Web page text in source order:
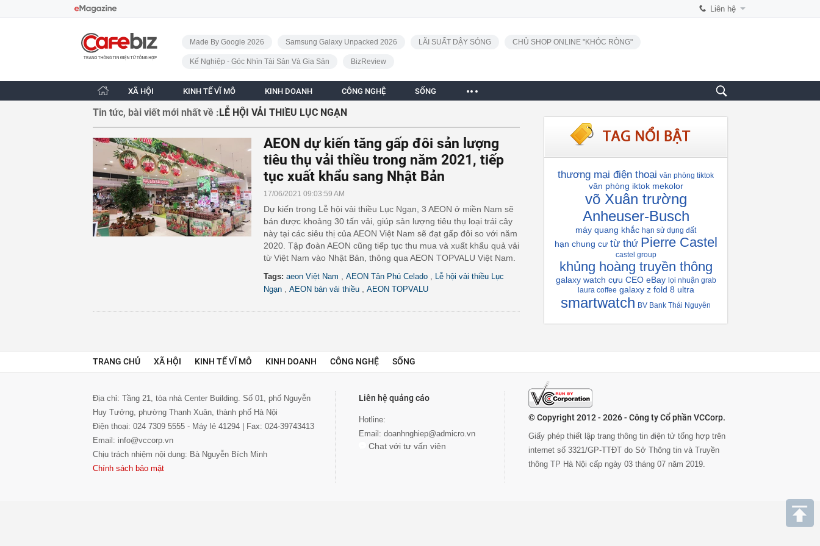
Liên hệ
CafeBiz - Trang chủ
Made By Google 2026
Samsung Galaxy Unpacked 2026 LÃI SUẤT DẬY SÓNG CHỦ SHOP ONLINE "KHÓC RÒNG"
Kế Nghiệp - Góc Nhìn Tài Sản Và Gia Sản BizReview
XÃ HỘI KINH TẾ VĨ MÔ KINH DOANH CÔNG NGHỆ SỐNG
Tin tức, bài viết mới nhất về :LỄ HỘI VẢI THIỀU LỤC NGẠN
AEON dự kiến tăng gấp đôi sản lượng
tiêu thụ vải thiều trong năm 2021, tiếp
tục xuất khẩu sang Nhật Bản
17/06/2021 09:03:59 AM
Dự kiến trong Lễ hội vải thiều Lục Ngạn, 3 AEON ở miền Nam sẽ
bán được khoảng 30 tấn vải, giúp sản lượng tiêu thụ loại trái cây
này tại các siêu thị của AEON Việt Nam sẽ đạt gấp đôi so với năm
2020. Tập đoàn AEON cũng tiếp tục thu mua và xuất khẩu quả vải
từ Việt Nam vào Nhật Bản, thông qua AEON TOPVALU Việt Nam.
Tags: aeon Việt Nam AEON Tân Phú Celado
Lễ hội vải thiều Lục
Ngạn
AEON bán vải thiều AEON TOPVALU
thương mại điện thoại văn phòng tiktok
văn phòng iktok mekolor
võ Xuân trường
Anheuser-Busch
máy quang khắc hạn sử dụng đất
hạn chung cư từ thứ Pierre Castel
castel group
khủng hoàng truyền thông
galaxy watch cựu CEO eBay lọi nhuận grab
laura coffee galaxy z fold 8 ultra
smartwatch BV Bank Thái Nguyên
TRANG CHỦ XÃ HỘI KINH TẾ VĨ MÔ KINH DOANH CÔNG NGHỆ SỐNG
Địa chỉ: Tầng 21, tòa nhà Center Building. Số 01, phố Nguyễn
Huy Tưởng, phường Thanh Xuân, thành phố Hà Nội
Điện thoại: 024 7309 5555 - Máy lẻ 41294 | Fax: 024-39743413
Email: info@vccorp.vn
Chịu trách nhiệm nội dung: Bà Nguyễn Bích Minh
Chính sách bảo mật
Liên hệ quảng cáo
Hotline:
Email: doanhnghiep@admicro.vn
Chat với tư vấn viên
© Copyright 2012 - 2026 - Công ty Cổ phần VCCorp.
Giấy phép thiết lập trang thông tin điện tử tổng hợp trên
internet số 3321/GP-TTĐT do Sở Thông tin và Truyền
thông TP Hà Nội cấp ngày 03 tháng 07 năm 2019.